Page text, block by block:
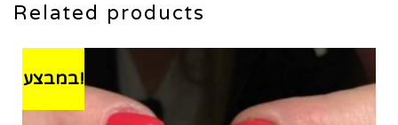
Related products
במבצע!